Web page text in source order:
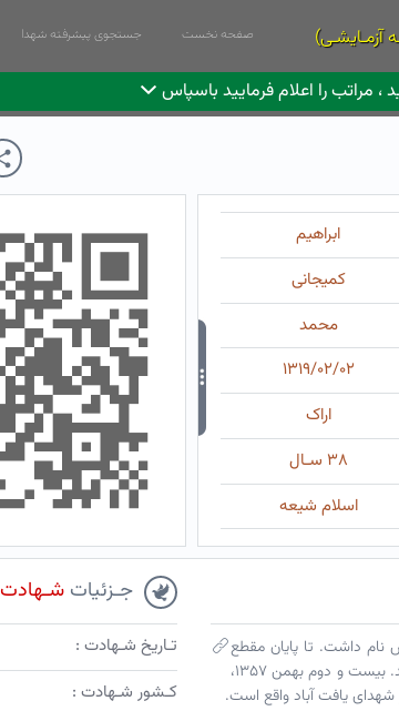
آزمـایشـی) صفحه نخست جستجوی پیشرفته شهدا
مراتب را اعلام فرمایید باسپاس
ابراهیم
کمیجانی
محمد
۱۳۱۹/۰۲/۰۲
اراک
۳۸ سـال
اسلام شیعه
نام داشت. تا پایان مقطع
ابتدایی درس خواند. فروشنده خرازی بود. سال۱۳۴۶ ازدواج کرد و صاحب دو دختر شد. بیست و دوم بهمن ۱۳۵۷،
شهدای یافت آباد واقع است.
جـزئیاتشـهادت
تـاریخ شـهادت :
کـشور شـهادت :